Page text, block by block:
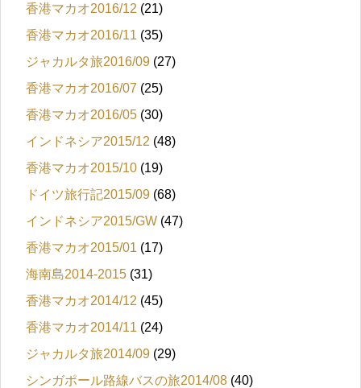
香港マカオ2016/12 (21)
香港マカオ2016/11 (35)
ジャカルタ旅2016/09 (27)
香港マカオ2016/07 (25)
香港マカオ2016/05 (30)
インドネシア2015/12 (48)
香港マカオ2015/10 (19)
ドイツ旅行記2015/09 (68)
インドネシア2015/GW (47)
香港マカオ2015/01 (17)
海南島2014-2015 (31)
香港マカオ2014/12 (45)
香港マカオ2014/11 (24)
ジャカルタ旅2014/09 (29)
シンガポール路線バスの旅2014/08 (40)